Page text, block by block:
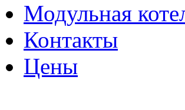
Модульная
Контакты
Цены